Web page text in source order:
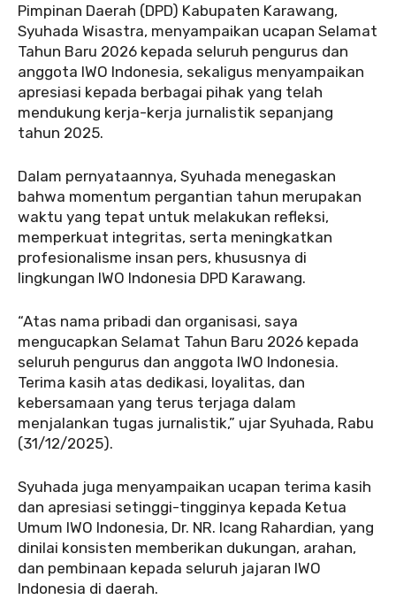
Pimpinan Daerah (DPD) Kabupaten Karawang,
Syuhada Wisastra, menyampaikan ucapan Selamat
Tahun Baru 2026 kepada seluruh pengurus dan
anggota IWO Indonesia, sekaligus menyampaikan
apresiasi kepada berbagai pihak yang telah
mendukung kerja-kerja jurnalistik sepanjang
tahun 2025.
Dalam pernyataannya, Syuhada menegaskan
bahwa momentum pergantian tahun merupakan
waktu yang tepat untuk melakukan refleksi,
memperkuat integritas, serta meningkatkan
profesionalisme insan pers, khususnya di
lingkungan IWO Indonesia DPD Karawang.
“Atas nama pribadi dan organisasi, saya
mengucapkan Selamat Tahun Baru 2026 kepada
seluruh pengurus dan anggota IWO Indonesia.
Terima kasih atas dedikasi, loyalitas, dan
kebersamaan yang terus terjaga dalam
menjalankan tugas jurnalistik,” ujar Syuhada, Rabu
(31/12/2025).
Syuhada juga menyampaikan ucapan terima kasih
dan apresiasi setinggi-tingginya kepada Ketua
Umum IWO Indonesia, Dr. NR. Icang Rahardian, yang
dinilai konsisten memberikan dukungan, arahan,
dan pembinaan kepada seluruh jajaran IWO
Indonesia di daerah.